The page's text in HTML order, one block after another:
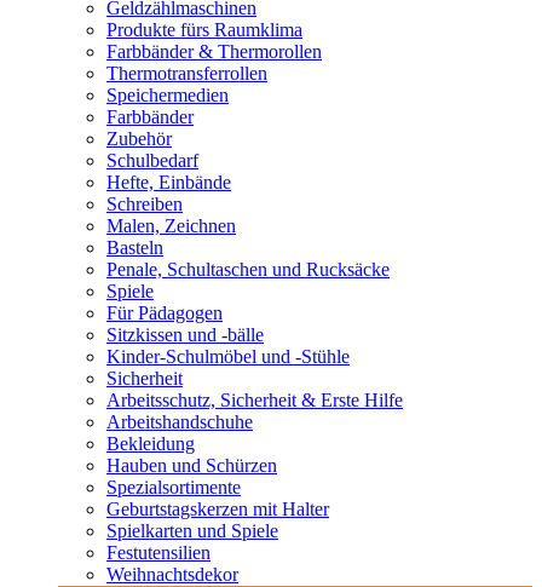
Geldzählmaschinen
Produkte fürs Raumklima
Farbbänder & Thermorollen
Thermotransferrollen
Speichermedien
Farbbänder
Zubehör
Schulbedarf
Hefte, Einbände
Schreiben
Malen, Zeichnen
Basteln
Penale, Schultaschen und Rucksäcke
Spiele
Für Pädagogen
Sitzkissen und -bälle
Kinder-Schulmöbel und -Stühle
Sicherheit
Arbeitsschutz, Sicherheit & Erste Hilfe
Arbeitshandschuhe
Bekleidung
Hauben und Schürzen
Spezialsortimente
Geburtstagskerzen mit Halter
Spielkarten und Spiele
Festutensilien
Weihnachtsdekor